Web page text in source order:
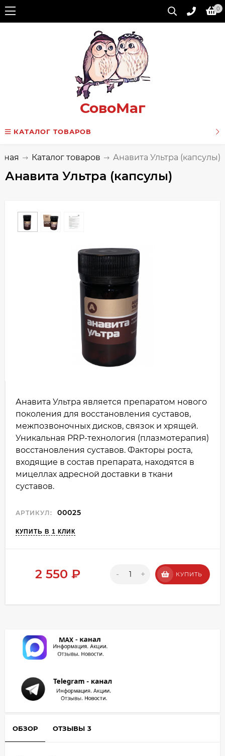
0
СовоМаг
КАТАЛОГ ТОВАРОВ
Каталог товаров Анавита Ультра (капсулы)
Анавита Ультра (капсулы)
Анавита Ультра является препаратом нового
поколения для восстановления суставов,
межпозвоночных дисков, связок и хрящей.
Уникальная PRP-технология (плазмотерапия)
восстановления суставов. Факторы роста,
входящие в состав препарата, находятся в
мицеллах адресной доставки в ткани
суставов.
АРТИКУЛ: 00025
КУПИТЬ В 1 КЛИК
2 550 ₽ - + КУПИТЬ
ОБЗОР ОТЗЫВЫ 3